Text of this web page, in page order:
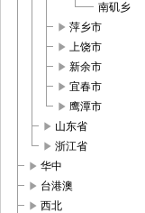
南矶乡
play_arrow 萍乡市
play_arrow 上饶市
play_arrow 新余市
play_arrow 宜春市
play_arrow 鹰潭市
play_arrow 山东省
play_arrow 浙江省
play_arrow 华中
play_arrow 台港澳
play_arrow 西北